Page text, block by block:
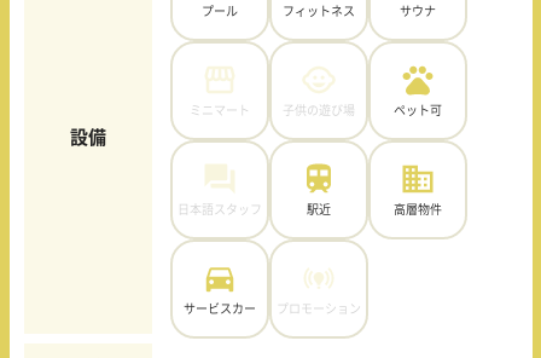
設備
プール フィットネス サウナ
ミニマート 子供の遊び場 ペット可
日本語スタッフ 駅近 高層物件
サービスカー プロモーション